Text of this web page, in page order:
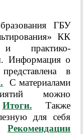
ГБУ
КК
и практико-
Информация о
в
С материалами
можно
Итоги. Также
для себя
Рекомендации